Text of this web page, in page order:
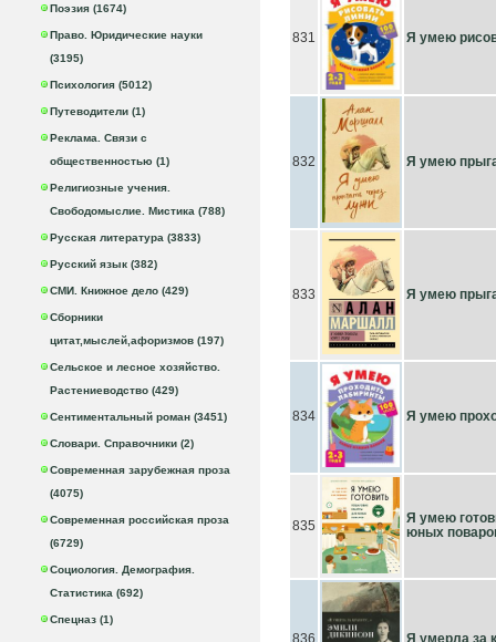
Поэзия (1674)
Право. Юридические науки
(3195)
Психология (5012)
Путеводители (1)
Реклама. Связи с
общественностью (1)
Религиозные учения.
Свободомыслие. Мистика (788)
Русская литература (3833)
Русский язык (382)
СМИ. Книжное дело (429)
Сборники
цитат,мыслей,афоризмов (197)
Сельское и лесное хозяйство.
Растениеводство (429)
Сентиментальный роман (3451)
Словари. Справочники (2)
Современная зарубежная проза
(4075)
Современная российская проза
(6729)
Социология. Демография.
Статистика (692)
Спецназ (1)
831 Я умею
832 Я умею
833 Я умею
834 Я умею
835
Я умею
юных